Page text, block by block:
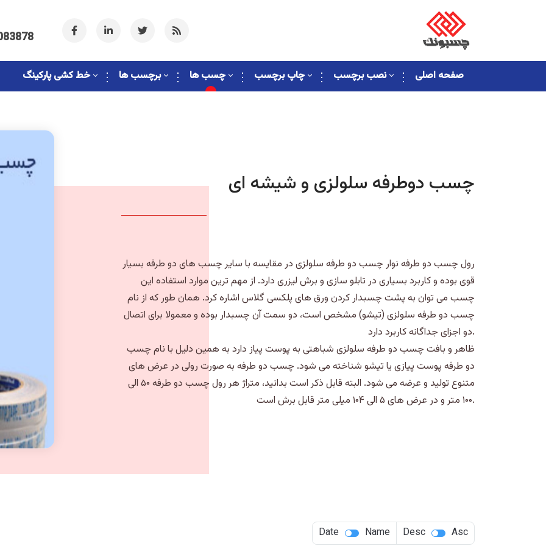
خط کشی پارکینگ برچسب ها چسب ها چاپ برچسب نصب برچسب صفحه اصلی
چسب دوطرفه سلولزی و شیشه ای
رول چسب دو طرفه نوار چسب دو طرفه سلولزی در مقایسه با سایر چسب های دو طرفه بسیار
قوی بوده و کاربرد بسیاری در تابلو سازی و برش لیزری دارد. از مهم ترین موارد استفاده این
چسب می توان به پشت چسبدار کردن ورق های پلکسی گلاس اشاره کرد. همان طور که از نام
چسب دو طرفه سلولزی (تیشو) مشخص است، دو سمت آن چسبدار بوده و معمولا برای اتصال
دو اجزای جداگانه کاربرد دارد.
ظاهر و بافت چسب دو طرفه سلولزی شباهتی به پوست پیاز دارد به همین دلیل با نام چسب
دو طرفه پوست پیازی یا تیشو شناخته می شود. چسب دو طرفه به صورت رولی در عرض های
متنوع تولید و عرضه می شود. البته قابل ذکر است بدانید، متراژ هر رول چسب دو طرفه ۵۰ الی
۱۰۰ متر و در عرض های ۵ الی ۱۰۴ میلی متر قابل برش است.
Date Name Desc Asc